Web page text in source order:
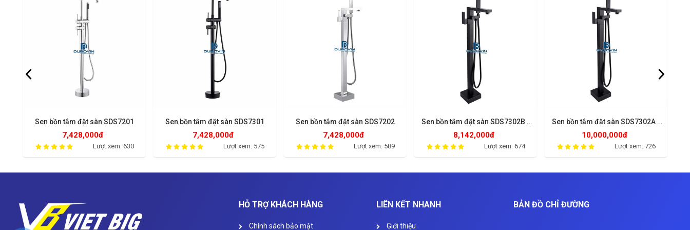
Sen bồn tắm đặt sàn SDS7201
7,428,000đ
Lượt xem: 630
Sen bồn tắm đặt sàn SDS7301
7,428,000đ
Lượt xem: 575
Sen bồn tắm đặt sàn SDS7202
7,428,000đ
Lượt xem: 589
Sen bồn tắm đặt sàn SDS7302B -
Inox 304
8,142,000đ
Lượt xem: 674
Sen bồn tắm đặt sàn SDS7302A -
Đồng Thau
10,000,000đ
Lượt xem: 726
HỖ TRỢ KHÁCH HÀNG
Chính sách bảo mật
LIÊN KẾT NHANH
Giới thiệu
BẢN ĐỒ CHỈ ĐƯỜNG